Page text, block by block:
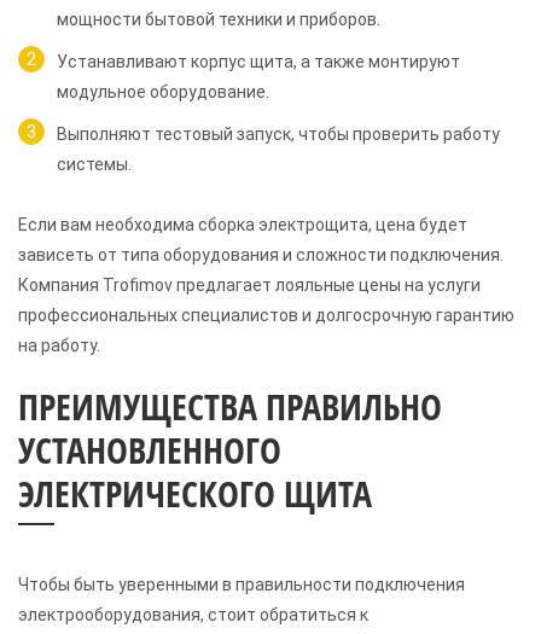
мощности бытовой техники и приборов.
Устанавливают корпус щита, а также монтируют
модульное оборудование.
Выполняют тестовый запуск, чтобы проверить работу
системы.
Если вам необходима сборка электрощита, цена будет
зависеть от типа оборудования и сложности подключения.
Компания Trofimov предлагает лояльные цены на услуги
профессиональных специалистов и долгосрочную гарантию
на работу.
ПРЕИМУЩЕСТВА ПРАВИЛЬНО
УСТАНОВЛЕННОГО
ЭЛЕКТРИЧЕСКОГО ЩИТА
Чтобы быть уверенными в правильности подключения
электрооборудования, стоит обратиться к